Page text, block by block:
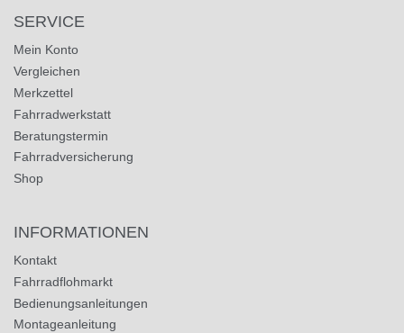
SERVICE
Mein Konto
Vergleichen
Merkzettel
Fahrradwerkstatt
Beratungstermin
Fahrradversicherung
Shop
INFORMATIONEN
Kontakt
Fahrradflohmarkt
Bedienungsanleitungen
Montageanleitung